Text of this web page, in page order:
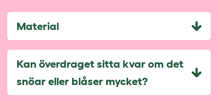
Material
Kan överdraget sitta kvar om det
snöar eller blåser mycket?